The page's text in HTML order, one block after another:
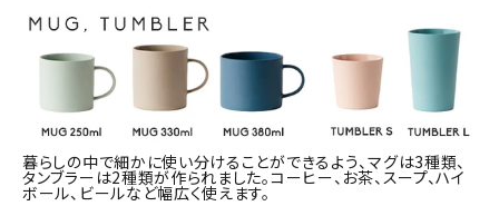
暮らしの中で細かに使い分けることができるよう、マグは3種類、
タンブラーは2種類が作られました。コーヒー、お茶、スープ、ハイ
ボール、ビールなど幅広く使えます。